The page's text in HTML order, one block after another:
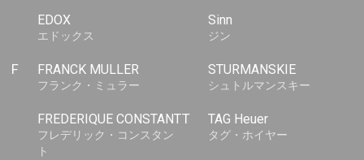
EDOX
エドックス
F FRANCK MULLER
フランク・ミュラー
FREDERIQUE CONSTANT
フレデリック・コンスタン
ト
Sinn
ジン
STURMANSKIE
シュトルマンスキー
T TAG Heuer
タグ・ホイヤー